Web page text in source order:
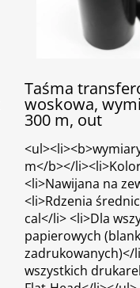
Taśma
woskowa,
300 m, out
m</b></
<li>Nawijana na
<li>Rdzenia
cal</li> <li>Dla
papierowych
zadrukowanych)</
wszystkich